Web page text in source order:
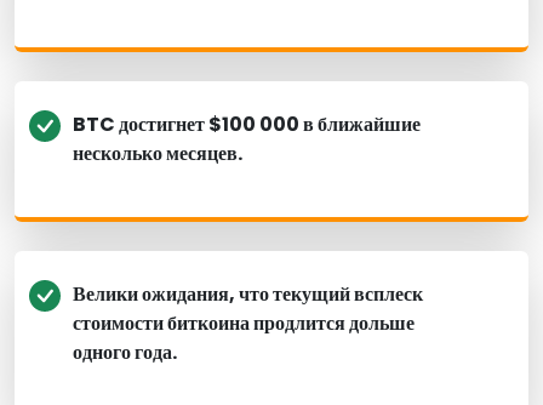
BTC достигнет $100 000 в ближайшие
несколько месяцев.
Велики ожидания, что текущий всплеск
стоимости биткоина продлится дольше
одного года.